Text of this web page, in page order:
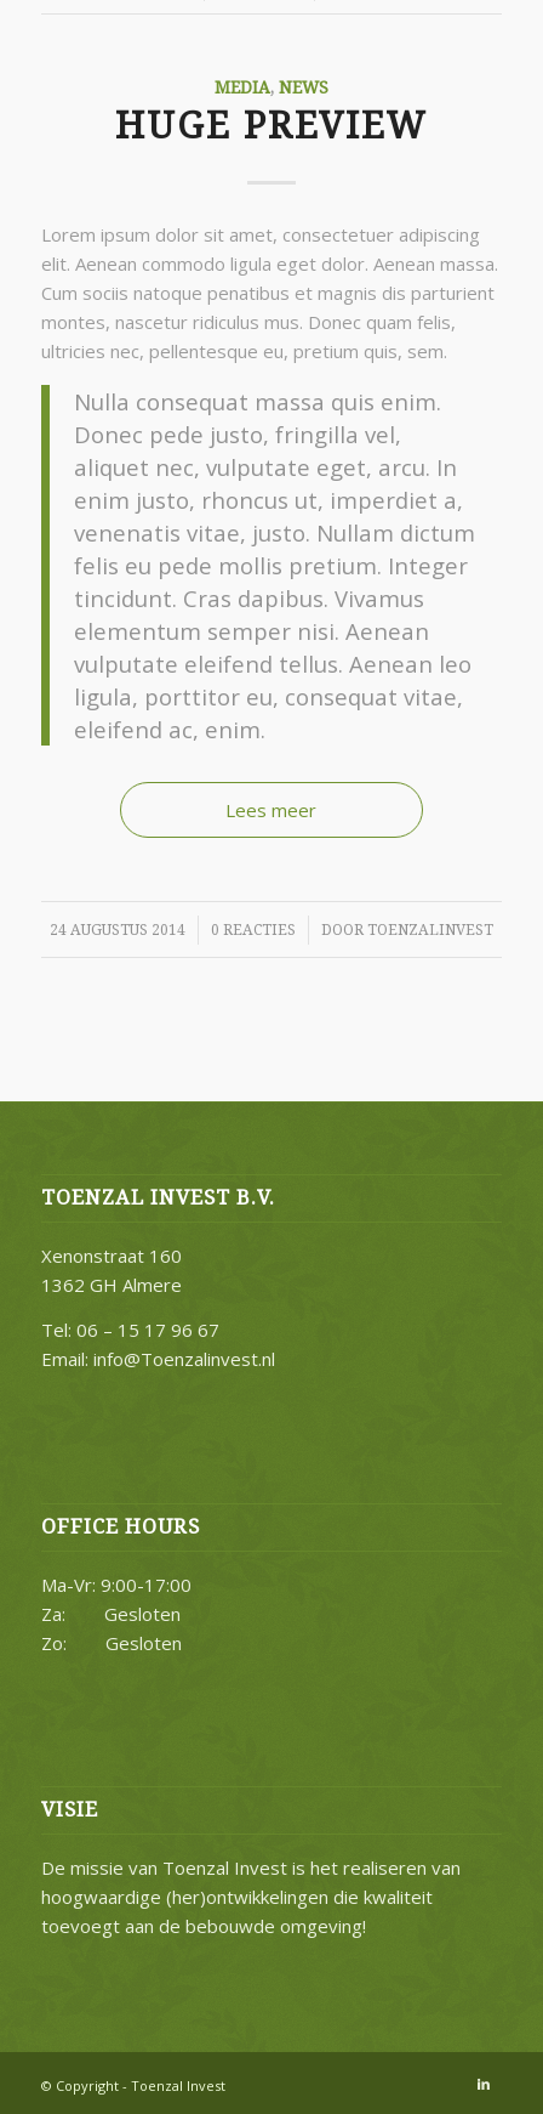
MEDIA, NEWS
HUGE PREVIEW
Lorem ipsum dolor sit amet, consectetuer adipiscing
elit. Aenean commodo ligula eget dolor. Aenean massa.
Cum sociis natoque penatibus et magnis dis parturient
montes, nascetur ridiculus mus. Donec quam felis,
ultricies nec, pellentesque eu, pretium quis, sem.
Nulla consequat massa quis enim.
Donec pede justo, fringilla vel,
aliquet nec, vulputate eget, arcu. In
enim justo, rhoncus ut, imperdiet a,
venenatis vitae, justo. Nullam dictum
felis eu pede mollis pretium. Integer
tincidunt. Cras dapibus. Vivamus
elementum semper nisi. Aenean
vulputate eleifend tellus. Aenean leo
ligula, porttitor eu, consequat vitae,
eleifend ac, enim.
Lees meer
24 AUGUSTUS 2014
/ 0 REACTIES
/ DOOR TOENZALINVEST
TOENZAL INVEST B.V.
Xenonstraat 160
1362 GH Almere
Tel: 06 – 15 17 96 67
Email: info@Toenzalinvest.nl
OFFICE HOURS
Ma-Vr: 9:00-17:00
Za: Gesloten
Zo: Gesloten
VISIE
De missie van Toenzal Invest is het realiseren van
hoogwaardige (her)ontwikkelingen die kwaliteit
toevoegt aan de bebouwde omgeving!
© Copyright - Toenzal Invest